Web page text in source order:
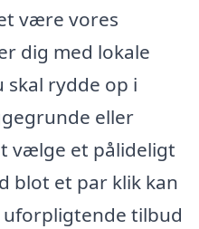
være vores
dig med lokale
skal rydde op i
eller
vælge et pålideligt
blot et par klik kan
tilbud